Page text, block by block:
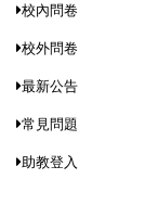
校內問卷
校外問卷
最新公告
常見問題
助教登入